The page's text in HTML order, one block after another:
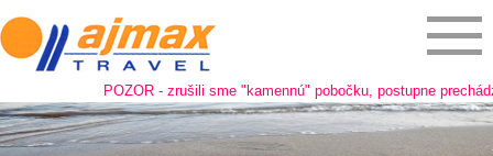
POZOR - zrušili sme "kamennú" pobočku, postupne